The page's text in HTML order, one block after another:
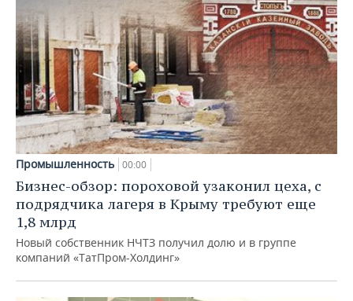
Промышленность 00:00
Бизнес-обзор: пороховой узаконил цеха, с
подрядчика лагеря в Крыму требуют еще
1,8 млрд
Новый собственник НЧТЗ получил долю и в группе
компаний «ТатПром-Холдинг»